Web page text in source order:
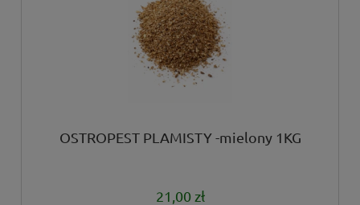
OSTROPEST PLAMISTY -mielony 1KG
21,00 zł